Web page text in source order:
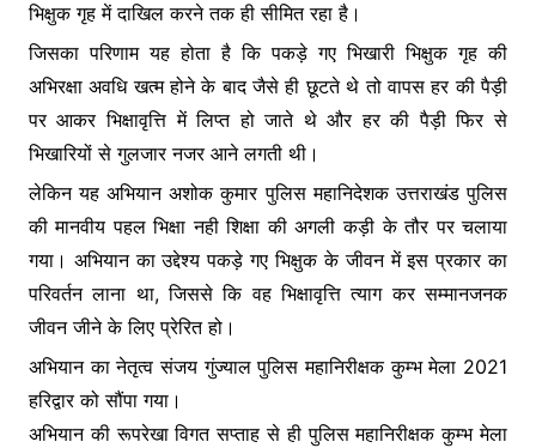
भिक्षुक गृह में दाखिल करने तक ही सीमित रहा है।
जिसका परिणाम यह होता है कि पकड़े गए भिखारी भिक्षुक गृह की
अभिरक्षा अवधि खत्म होने के बाद जैसे ही छूटते थे तो वापस हर की पैड़ी
पर आकर भिक्षावृत्ति में लिप्त हो जाते थे और हर की पैड़ी फिर से
भिखारियों से गुलजार नजर आने लगती थी।
लेकिन यह अभियान अशोक कुमार पुलिस महानिदेशक उत्तराखंड पुलिस
की मानवीय पहल भिक्षा नही शिक्षा की अगली कड़ी के तौर पर चलाया
गया। अभियान का उद्देश्य पकड़े गए भिक्षुक के जीवन में इस प्रकार का
परिवर्तन लाना था, जिससे कि वह भिक्षावृत्ति त्याग कर सम्मानजनक
जीवन जीने के लिए प्रेरित हो।
अभियान का नेतृत्व संजय गुंज्याल पुलिस महानिरीक्षक कुम्भ मेला 2021
हरिद्वार को सौंपा गया।
अभियान की रूपरेखा विगत सप्ताह से ही पुलिस महानिरीक्षक कुम्भ मेला